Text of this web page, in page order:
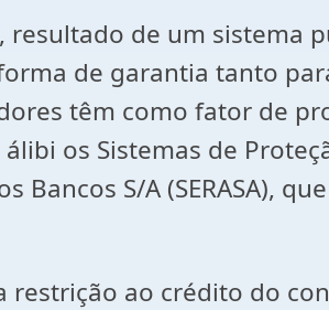
resultado de um sistema
de garantia tanto
têm como fator de
os Sistemas de
S/A (SERASA),
restrição ao crédito do